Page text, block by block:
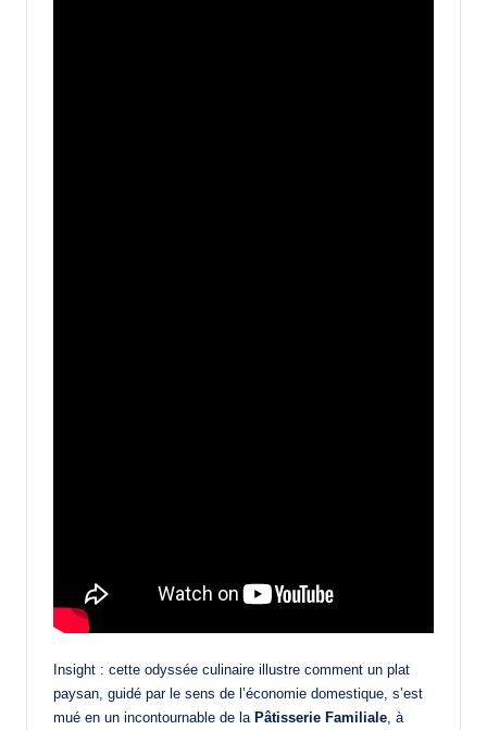
Insight : cette odyssée culinaire illustre comment un plat
paysan, guidé par le sens de l’économie domestique, s’est
mué en un incontournable de la Pâtisserie Familiale, à